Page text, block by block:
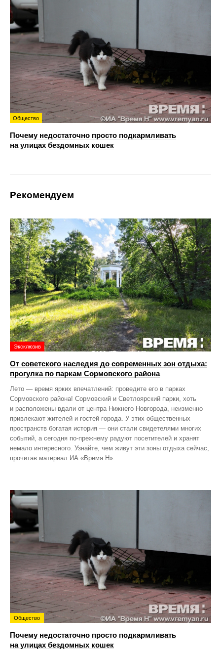
Общество
Почему недостаточно просто подкармливать
на улицах бездомных кошек
Рекомендуем
Эксклюзив
От советского наследия до современных зон отдыха:
прогулка по паркам Сормовского района
Лето — время ярких впечатлений: проведите его в парках
Сормовского района! Сормовский и Светлоярский парки, хоть
и расположены вдали от центра Нижнего Новгорода, неизменно
привлекают жителей и гостей города. У этих общественных
пространств богатая история — они стали свидетелями многих
событий, а сегодня по‑прежнему радуют посетителей и хранят
немало интересного. Узнайте, чем живут эти зоны отдыха сейчас,
прочитав материал ИА «Время Н».
Общество
Почему недостаточно просто подкармливать
на улицах бездомных кошек